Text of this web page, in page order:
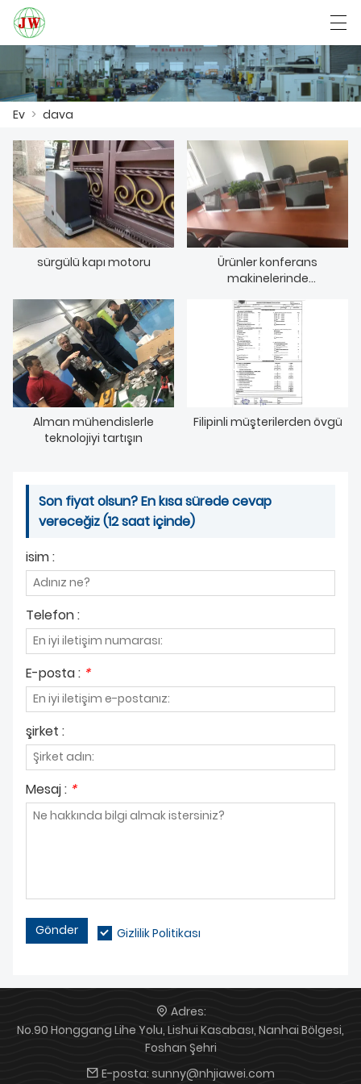
EV
ÜRÜNLER
HABER
DAVA
FABRIKA GÖSTERISI
BIZIMLE ILETIŞIME GEÇIN
HAKKIMIZDA
العربية Български Deutsch English
Ev > dava
sürgülü kapı motoru
Ürünler konferans
makinelerinde
Alman mühendislerle
teknolojiyi tartışın
Filipinli müşterilerden övgü
Son fiyat olsun? En kısa sürede cevap
vereceğiz (12 saat içinde)
isim :
Telefon :
E-posta : *
şirket :
Mesaj : *
Gönder Gizlilik Politikası
Adres:
No.90 Honggang Lihe Yolu, Lishui Kasabası, Nanhai Bölgesi,
Foshan Şehri
E-posta: sunny@nhjiawei.com